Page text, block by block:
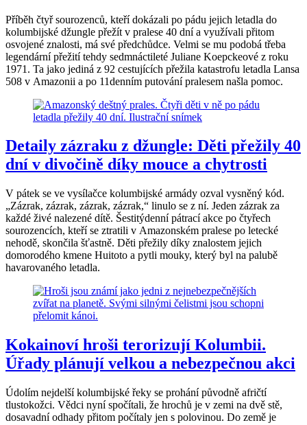
Příběh čtyř sourozenců, kteří dokázali po pádu jejich letadla do
kolumbijské džungle přežít v pralese 40 dní a využívali přitom
osvojené znalosti, má své předchůdce. Velmi se mu podobá třeba
legendární přežití tehdy sedmnáctileté Juliane Koepckeové z roku
1971. Ta jako jediná z 92 cestujících přežila katastrofu letadla Lansa
508 v Amazonii a po 11denním putování pralesem našla pomoc.
Detaily zázraku z džungle: Děti přežily 40
dní v divočině díky mouce a chytrosti
V pátek se ve vysílačce kolumbijské armády ozval vysněný kód.
„Zázrak, zázrak, zázrak, zázrak,“ linulo se z ní. Jeden zázrak za
každé živé nalezené dítě. Šestitýdenní pátrací akce po čtyřech
sourozencích, kteří se ztratili v Amazonském pralese po letecké
nehodě, skončila šťastně. Děti přežily díky znalostem jejich
domorodého kmene Huitoto a pytli mouky, který byl na palubě
havarovaného letadla.
Kokainoví hroši terorizují Kolumbii.
Úřady plánují velkou a nebezpečnou akci
Údolím nejdelší kolumbijské řeky se prohání původně afričtí
tlustokožci. Vědci nyní spočítali, že hrochů je v zemi na dvě stě,
dosavadní odhady přitom počítaly jen s polovinou. Do země je